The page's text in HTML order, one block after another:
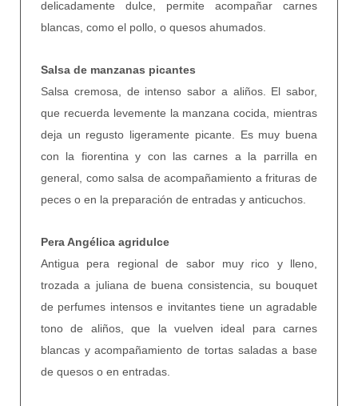
delicadamente dulce, permite acompañar carnes
blancas, como el pollo, o quesos ahumados.
Salsa de manzanas picantes
Salsa cremosa, de intenso sabor a aliños. El sabor,
que recuerda levemente la manzana cocida, mientras
deja un regusto ligeramente picante. Es muy buena
con la fiorentina y con las carnes a la parrilla en
general, como salsa de acompañamiento a frituras de
peces o en la preparación de entradas y anticuchos.
Pera Angélica agridulce
Antigua pera regional de sabor muy rico y lleno,
trozada a juliana de buena consistencia, su bouquet
de perfumes intensos e invitantes tiene un agradable
tono de aliños, que la vuelven ideal para carnes
blancas y acompañamiento de tortas saladas a base
de quesos o en entradas.